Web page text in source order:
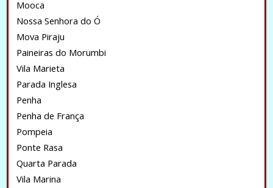
Mooca
Nossa Senhora do Ó
Mova Piraju
Paineiras do Morumbi
Vila Marieta
Parada Inglesa
Penha
Penha de França
Pompeia
Ponte Rasa
Quarta Parada
Vila Marina